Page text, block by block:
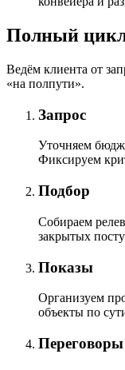
Полный
Ведём клиента от
«на полпути».
Запрос
Уточняем
Фиксируем
Подбор
Собираем
закрытых
Показы
Организуем
объекты по
Переговоры